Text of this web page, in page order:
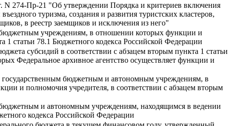
N 274-Пр-21 "Об утверждении Порядка и критериев включения
туризма, создания и развития туристских кластеров,
в реестр заемщиков и исключения из него"
учреждениям, в отношении которых функции и
1 статьи 78.1 Бюджетного кодекса Российской Федерации
субсидий в соответствии с абзацем вторым пункта 1 статьи
Федеральное архивное агентство осуществляет функции и
бюджетным и автономным учреждениям, в
и полномочия учредителя, в соответствии с абзацем вторым
и автономным учреждениям, находящимся в ведении
кодекса Российской Федерации